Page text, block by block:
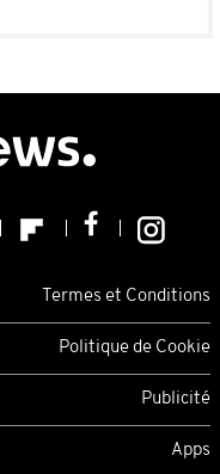
Termes et Conditions
Politique de Cookie
Publicité
Apps